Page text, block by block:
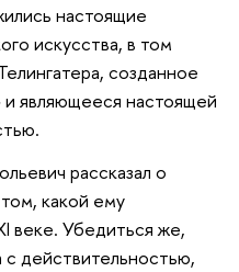
настоящие
искусства, в том
созданное
являющееся настоящей
рассказал о
какой ему
веке. Убедиться же,
с действительностью,